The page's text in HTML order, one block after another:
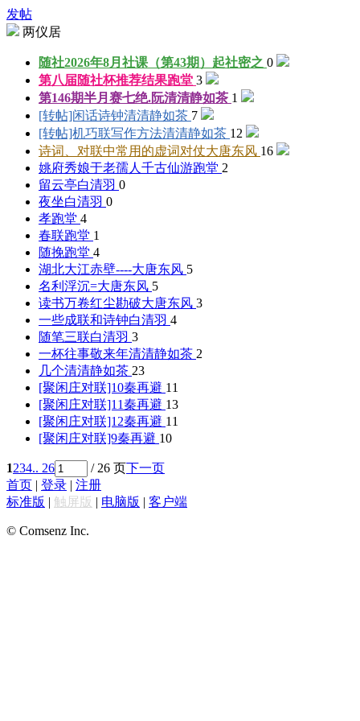
发帖
两仪居
随社2026年8月社课（第43期）起社密之 0
第八届随社杯推荐结果跑堂 3
第146期半月赛七绝.阮清清静如茶 1
[转帖]闲话诗钟清清静如茶 7
[转帖]机巧联写作方法清清静如茶 12
诗词、对联中常用的虚词对仗大唐东风 16
姚府秀娘于老孺人千古仙游跑堂 2
留云亭白清羽 0
夜坐白清羽 0
孝跑堂 4
春联跑堂 1
随挽跑堂 4
湖北大江赤壁----大唐东风 5
名利浮沉=大唐东风 5
读书万卷红尘勘破大唐东风 3
一些成联和诗钟白清羽 4
随笔三联白清羽 3
一杯往事敬来年清清静如茶 2
几个清清静如茶 23
[聚闲庄对联]10秦再避 11
[聚闲庄对联]11秦再避 13
[聚闲庄对联]12秦再避 11
[聚闲庄对联]9秦再避 10
1234.. 26 / 26 页下一页
首页 | 登录 | 注册
标准版 | 触屏版 | 电脑版 | 客户端
© Comsenz Inc.